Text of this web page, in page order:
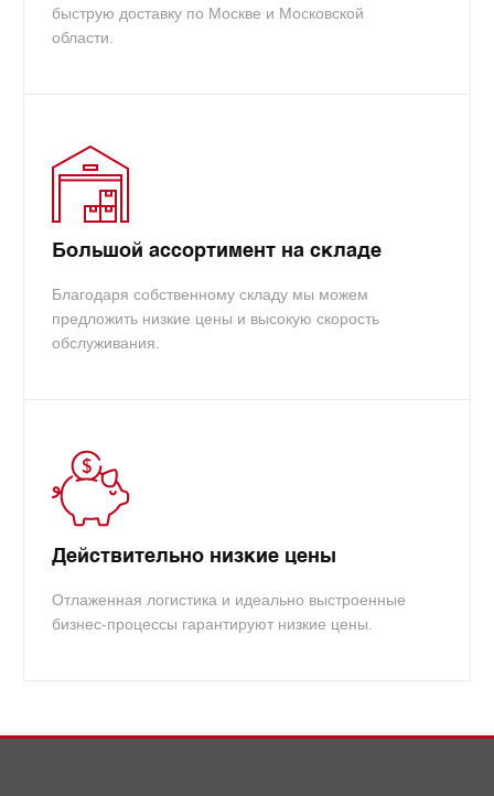
быструю доставку по Москве и Московской
области.
Большой ассортимент на складе
Благодаря собственному складу мы можем
предложить низкие цены и высокую скорость
обслуживания.
Действительно низкие цены
Отлаженная логистика и идеально выстроенные
бизнес-процессы гарантируют низкие цены.